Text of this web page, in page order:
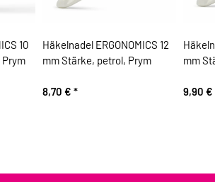
10
Häkelnadel ERGONOMICS 12
mm Stärke, petrol, Prym
8,70 € *
mm
9,90 €